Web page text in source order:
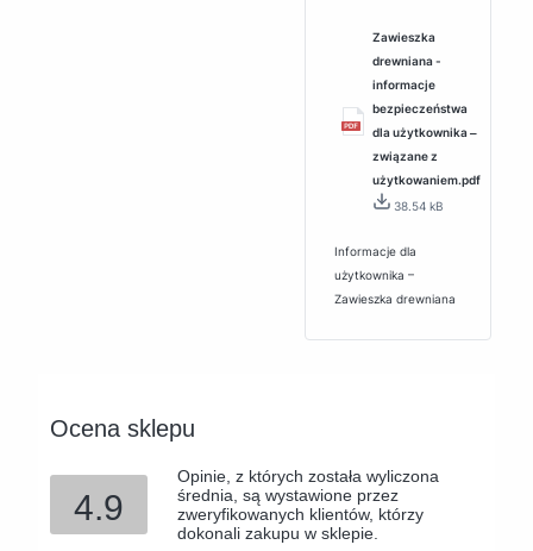
Zawieszka
drewniana -
informacje
bezpieczeństwa
dla użytkownika ‒
związane z
użytkowaniem.pdf
38.54 kB
Informacje dla
użytkownika –
Zawieszka drewniana
Ocena sklepu
4.9
Opinie, z których została wyliczona
średnia, są wystawione przez
zweryfikowanych klientów, którzy
dokonali zakupu w sklepie.